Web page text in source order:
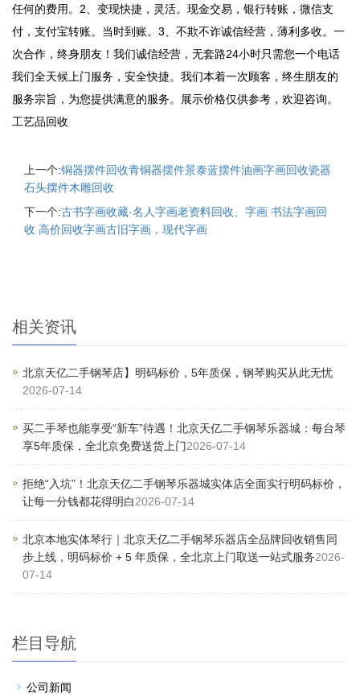
任何的费用。2、变现快捷，灵活。现金交易，银行转账，微信支
付，支付宝转账。当时到账。3、不欺不诈诚信经营，薄利多收。一
次合作，终身朋友！我们诚信经营，无套路24小时只需您一个电话
我们全天候上门服务，安全快捷。我们本着一次顾客，终生朋友的
服务宗旨，为您提供满意的服务。展示价格仅供参考，欢迎咨询。
工艺品回收
上一个:铜器摆件回收青铜器摆件景泰蓝摆件油画字画回收瓷器
石头摆件木雕回收
下一个:古书字画收藏·名人字画老资料回收、字画 书法字画回
收 高价回收字画古旧字画，现代字画
相关资讯
北京天亿二手钢琴店】明码标价，5年质保，钢琴购买从此无忧
2026-07-14
买二手琴也能享受“新车”待遇！北京天亿二手钢琴乐器城：每台琴
享5年质保，全北京免费送货上门2026-07-14
拒绝“入坑”！北京天亿二手钢琴乐器城实体店全面实行明码标价，
让每一分钱都花得明白2026-07-14
北京本地实体琴行｜北京天亿二手钢琴乐器店全品牌回收销售同
步上线，明码标价 + 5 年质保，全北京上门取送一站式服务2026-
07-14
栏目导航
公司新闻